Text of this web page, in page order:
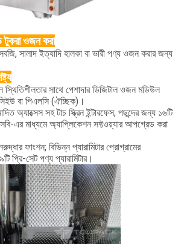
ওজন করা
সালাদ ইত্যাদি হালকা বা ভারী পণ্য ওজন করার জন্য
স্থিতিশীলতার সাথে পেশাদার ডিজিটাল ওজন মডিউল
বা পিএলসি (ঐচ্ছিক)।
অ্যাক্সেস সহ টাচ স্ক্রিন ইন্টারফেস; পছন্দের জন্য ১৬টি
এর মাধ্যমে অ্যাপ্লিকেশন সফ্টওয়্যার আপগ্রেড করা
ফাংশন; বিভিন্ন প্যারামিটার প্রোগ্রামের
প্রি-সেট পণ্য প্যারামিটার।